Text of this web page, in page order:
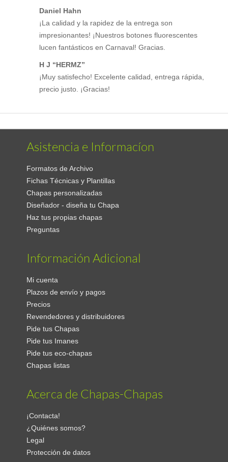
Daniel Hahn
¡La calidad y la rapidez de la entrega son
impresionantes! ¡Nuestros botones fluorescentes
lucen fantásticos en Carnaval! Gracias.
H J “HERMZ”
¡Muy satisfecho! Excelente calidad, entrega rápida,
precio justo. ¡Gracias!
Asistencia e Informacíon
Formatos de Archivo
Fichas Técnicas y Plantillas
Chapas personalizadas
Diseñador - diseña tu Chapa
Haz tus propias chapas
Preguntas
Información Adicional
Mi cuenta
Plazos de envío y pagos
Precios
Revendedores y distribuidores
Pide tus Chapas
Pide tus Imanes
Pide tus eco-chapas
Chapas listas
Acerca de Chapas-Chapas
¡Contacta!
¿Quiénes somos?
Legal
Protección de datos